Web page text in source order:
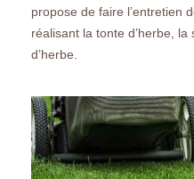
propose de faire l’entretien
réalisant la tonte d’herbe,
d’herbe.